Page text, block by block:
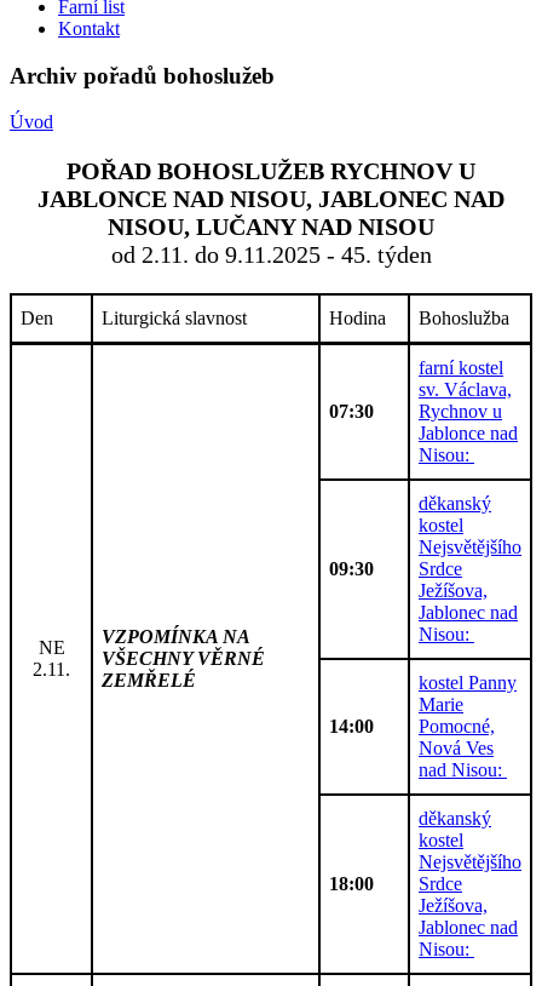
Farní list
Kontakt
Archiv pořadů bohoslužeb
Úvod
POŘAD BOHOSLUŽEB RYCHNOV U
JABLONCE NAD NISOU, JABLONEC NAD
NISOU, LUČANY NAD NISOU
od 2.11. do 9.11.2025 - 45. týden
Den Liturgická slavnost Hodina Bohoslužba
NE
2.11.
VZPOMÍNKA NA
VŠECHNY VĚRNÉ
ZEMŘELÉ
07:30
farní kostel
sv. Václava,
Rychnov u
Jablonce nad
Nisou:
09:30
děkanský
kostel
Nejsvětějšího
Srdce
Ježíšova,
Jablonec nad
Nisou:
14:00
kostel Panny
Marie
Pomocné,
Nová Ves
nad Nisou:
18:00
děkanský
kostel
Nejsvětějšího
Srdce
Ježíšova,
Jablonec nad
Nisou: